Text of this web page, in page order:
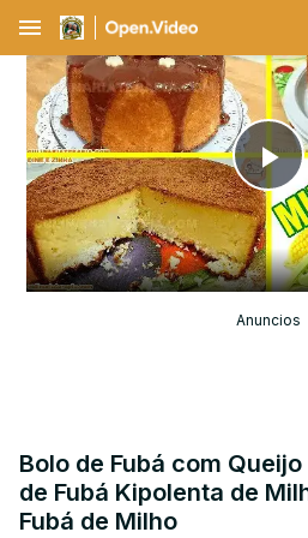
menu
Anuncios
Bolo de Fubá com
de Fubá Kipolenta de
Fubá de Milho